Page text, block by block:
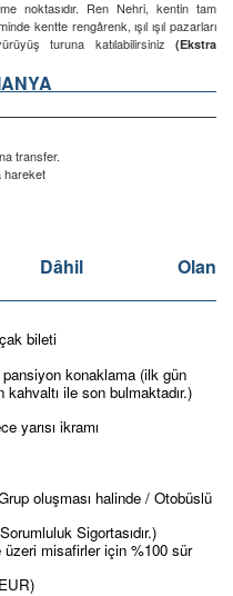
noktasıdır. Ren Nehri, kentin tam
kentte rengârenk, ışıl ışıl pazarları
turuna katılabilirsiniz (Ekstra
/ ALMANYA
transfer.
hareket
Olan
bileti
konaklama (ilk gün
ile son bulmaktadır.)
yarısı ikramı
oluşması halinde / Otobüslü
Sigortasıdır.)
üzeri misafirler için %100 sür